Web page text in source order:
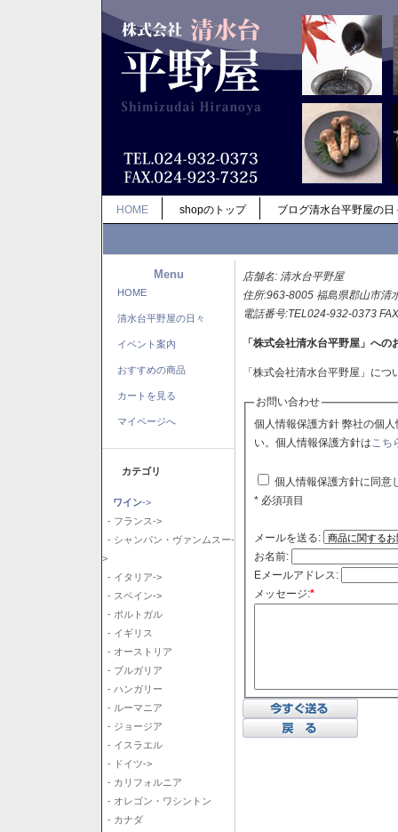
HOME shopのトップ ブログ清水台平野屋の日
Menu
HOME
清水台平野屋の日々
イベント案内
おすすめの商品
カートを見る
マイページへ
カテゴリ
ワイン->
- フランス->
- シャンパン・ヴァンムスー-
>
- イタリア->
- スペイン->
- ポルトガル
- イギリス
- オーストリア
- ブルガリア
- ハンガリー
- ルーマニア
- ジョージア
- イスラエル
- ドイツ->
- カリフォルニア
- オレゴン・ワシントン
- カナダ
店舗名: 清水台平野屋
住所:963-8005 福島県郡山市清
電話番号:TEL024-932-0373
「株式会社清水台平野屋」への
「株式会社清水台平野屋」に
お問い合わせ
個人情報保護方針 弊社の個人情報保護方針に同意される場合はチェックボックスをクリックしてくださ
い。個人情報保護方針はこち
個人情報保護方針に同意
* 必須項目
メールを送る:
お名前:
Eメールアドレス:
メッセージ:*